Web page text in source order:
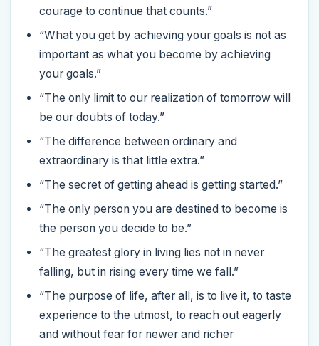
courage to continue that counts.”
“What you get by achieving your goals is not as
important as what you become by achieving
your goals.”
“The only limit to our realization of tomorrow will
be our doubts of today.”
“The difference between ordinary and
extraordinary is that little extra.”
“The secret of getting ahead is getting started.”
“The only person you are destined to become is
the person you decide to be.”
“The greatest glory in living lies not in never
falling, but in rising every time we fall.”
“The purpose of life, after all, is to live it, to taste
experience to the utmost, to reach out eagerly
and without fear for newer and richer